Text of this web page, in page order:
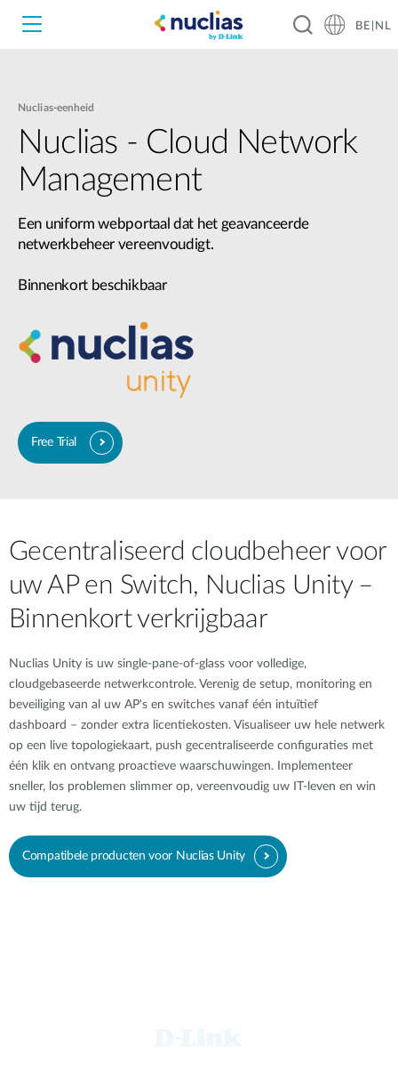
Nuclias Unity
Nuclias Cloud
Hardware DNH-1000
Hardware DNH-3000
Software DNC-5000
Software DNC-100
BE|NL
Nuclias-eenheid
Nuclias - Cloud Network
Management
Een uniform webportaal dat het geavanceerde
netwerkbeheer vereenvoudigt.
Binnenkort beschikbaar
Free Trial​
Gecentraliseerd cloudbeheer voor
uw AP en Switch, Nuclias Unity –
Binnenkort verkrijgbaar
Nuclias Unity is uw single-pane-of-glass voor volledige,
cloudgebaseerde netwerkcontrole. Verenig de setup, monitoring en
beveiliging van al uw AP's en switches vanaf één intuïtief
dashboard – zonder extra licentiekosten. Visualiseer uw hele netwerk
op een live topologiekaart, push gecentraliseerde configuraties met
één klik en ontvang proactieve waarschuwingen. Implementeer
sneller, los problemen slimmer op, vereenvoudig uw IT-leven en win
uw tijd terug.
Compatibele producten voor Nuclias Unity